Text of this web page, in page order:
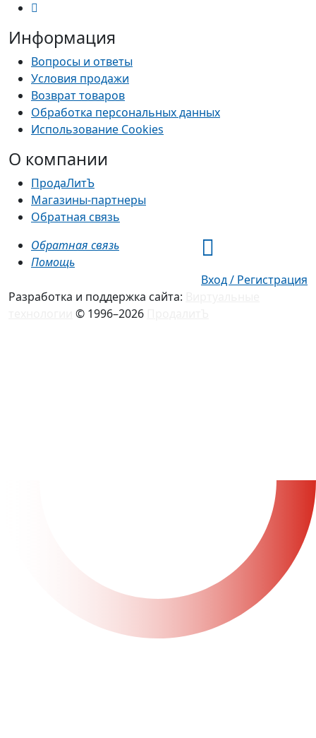
Информация
Вопросы и ответы
Условия продажи
Возврат товаров
Обработка персональных данных
Использование Cookies
О компании
ПродаЛитЪ
Магазины-партнеры
Обратная связь
Обратная связь
Помощь
Вход / Регистрация
Разработка и поддержка сайта:
© 1996–2026